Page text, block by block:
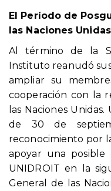
El Período de
las Naciones
Al término de la
Instituto reanudó
ampliar su
cooperación con la
las Naciones
de 30 de
reconocimiento por
apoyar una
UNIDROIT en la
General de las